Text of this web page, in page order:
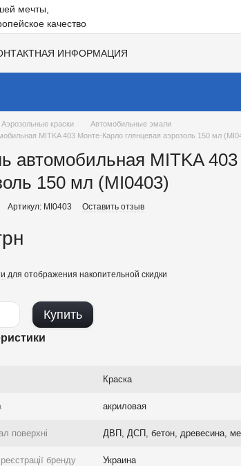
ИНФОРМАЦИЯ
Аэрозольные краски
Автомобильные эмали
MITKA 403 Монте-Карло глянцевая аэрозоль 150 мл
автомобильная MITKA
150 мл (MI0403)
Артикул: MI0403 Оставить отзыв
для отображения накопительной скидки
Купить
Краска
акриловая
поверхні ДВП, ДСП, бетон, древесина,
бренду Украина